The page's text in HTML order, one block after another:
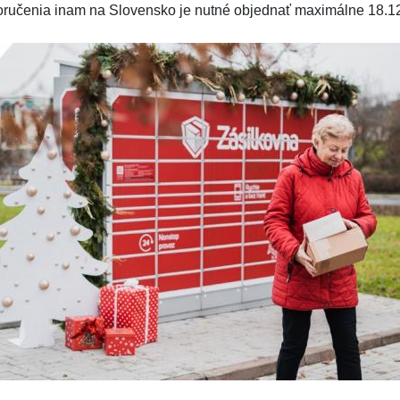
inam na Slovensko je nutné objednať maximálne